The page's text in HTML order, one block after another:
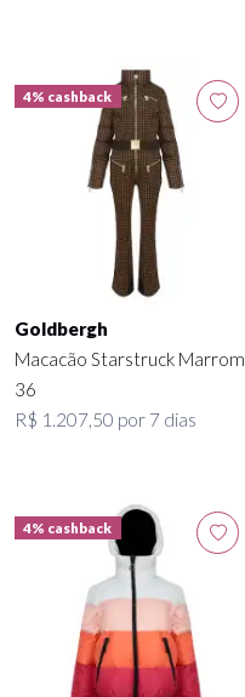
4% cashback
Goldbergh
Macacão Starstruck Marrom
36
R$ 1.207,50 por 7 dias
4% cashback